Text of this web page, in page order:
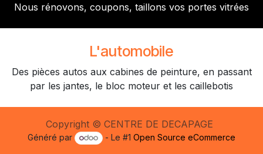
Nous rénovons, coupons, taillons vos portes vitrées
L'automobile
Des pièces autos aux cabines de peinture, en passant
par les jantes, le bloc moteur et les caillebotis
Copyright © CENTRE DE DECAPAGE
Généré par - Le #1Open Source eCommerce